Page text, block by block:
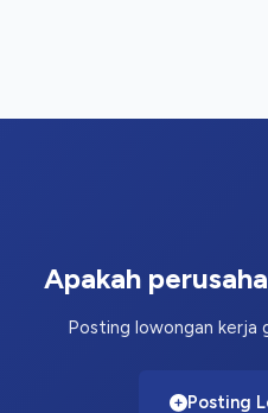
Apakah
Posting lowongan kerja
Posting